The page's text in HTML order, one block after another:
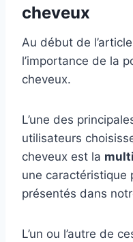
cheveux
Au début de
l’importance de la
cheveux.
L’une des
utilisateurs
cheveux est la
une caractéristique
présentés dans
L’un ou l’autre de